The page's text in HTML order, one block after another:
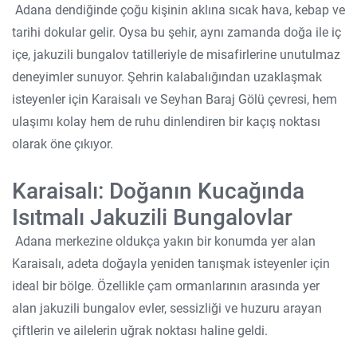
Adana dendiğinde çoğu kişinin aklına sıcak hava, kebap ve
tarihi dokular gelir. Oysa bu şehir, aynı zamanda doğa ile iç
içe, jakuzili bungalov tatilleriyle de misafirlerine unutulmaz
deneyimler sunuyor. Şehrin kalabalığından uzaklaşmak
isteyenler için Karaisalı ve Seyhan Baraj Gölü çevresi, hem
ulaşımı kolay hem de ruhu dinlendiren bir kaçış noktası
olarak öne çıkıyor.
Karaisalı: Doğanın Kucağında
Isıtmalı Jakuzili Bungalovlar
Adana merkezine oldukça yakın bir konumda yer alan
Karaisalı, adeta doğayla yeniden tanışmak isteyenler için
ideal bir bölge. Özellikle çam ormanlarının arasında yer
alan jakuzili bungalov evler, sessizliği ve huzuru arayan
çiftlerin ve ailelerin uğrak noktası haline geldi.